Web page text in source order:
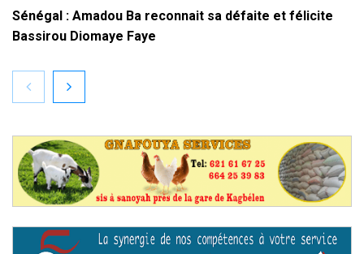
Sénégal : Amadou Ba reconnait sa défaite et félicite
Bassirou Diomaye Faye